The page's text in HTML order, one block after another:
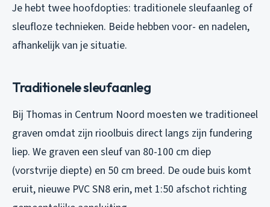
Je hebt twee hoofdopties: traditionele sleufaanleg of
sleufloze technieken. Beide hebben voor- en nadelen,
afhankelijk van je situatie.
Traditionele sleufaanleg
Bij Thomas in Centrum Noord moesten we traditioneel
graven omdat zijn rioolbuis direct langs zijn fundering
liep. We graven een sleuf van 80-100 cm diep
(vorstvrije diepte) en 50 cm breed. De oude buis komt
eruit, nieuwe PVC SN8 erin, met 1:50 afschot richting